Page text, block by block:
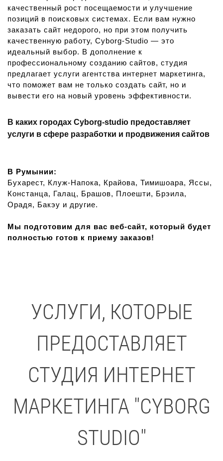
качественный рост посещаемости и улучшение
позиций в поисковых системах. Если вам нужно
заказать сайт недорого, но при этом получить
качественную работу, Cyborg-Studio — это
идеальный выбор. В дополнение к
профессиональному созданию сайтов, студия
предлагает услуги агентства интернет маркетинга,
что поможет вам не только создать сайт, но и
вывести его на новый уровень эффективности.
В каких городах Сyborg-studio предоставляет
услуги в сфере разработки и продвижения сайтов
В Румынии:
Бухарест, Клуж-Напока, Крайова, Тимишоара, Яссы,
Констанца, Галац, Брашов, Плоешти, Брэила,
Орадя, Бакэу и другие.
Мы подготовим для вас веб-сайт, который будет
полностью готов к приему заказов!
УСЛУГИ, КОТОРЫЕ
ПРЕДОСТАВЛЯЕТ
СТУДИЯ ИНТЕРНЕТ
МАРКЕТИНГА "CYBORG
STUDIO"